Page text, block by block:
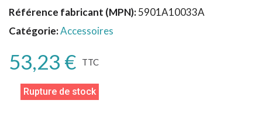
Référence fabricant (MPN) 5901A10033A
Catégorie Accessoires
53,23 € TTC
Rupture de stock